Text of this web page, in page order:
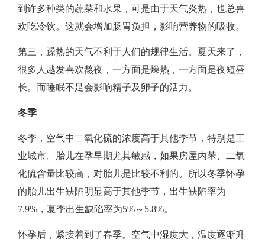
到许多种类的蔬菜和水果，可是由于天气炎热，也总喜
欢吃冷饮。这就会增加肠胃负担，影响营养物的吸收。
第三，躁热的天气不利于人们的规律生活。夏天来了，
很多人越发喜欢熬夜，一方面是燥热，一方面是夜短昼
长。而睡眠不足会影响精子及卵子的活力。
冬季
冬季，空气中二氧化硫的浓度高于其他季节，特别是工
业城市。胎儿在孕早期尤其敏感，如果房屋内苯、二氧
化硫含量比较高，对胎儿是比较不利的。所以冬季怀孕
的胎儿出生缺陷明显高于其他季节，出生缺陷率为
7.9%，夏季出生缺陷率为5%～5.8%。
怀孕后，紧接着到了春季。空气中湿度大，温度逐渐升